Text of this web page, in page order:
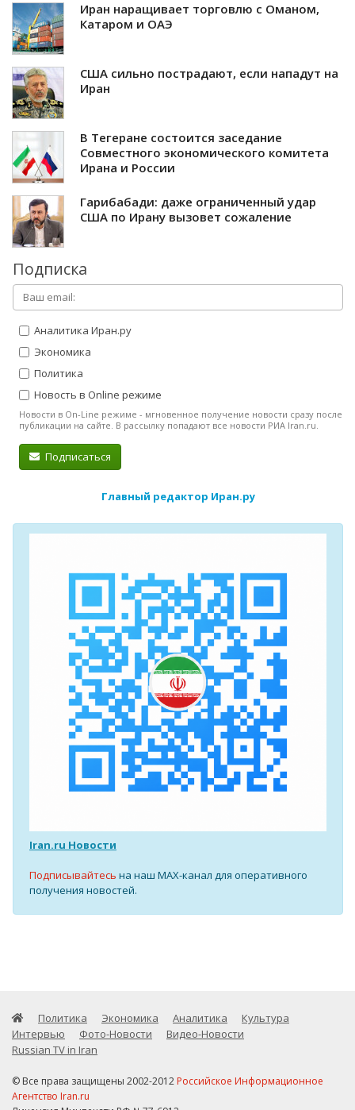
Иран наращивает торговлю с Оманом,
Катаром и ОАЭ
США сильно пострадают, если нападут на
Иран
В Тегеране состоится заседание
Совместного экономического комитета
Ирана и России
Гарибабади: даже ограниченный удар
США по Ирану вызовет сожаление
Подписка
Аналитика Иран.ру
Экономика
Политика
Новость в Online режиме
Новости в On-Line режиме - мгновенное получение новости сразу после
публикации на сайте. В рассылку попадают все новости РИА Iran.ru.
Подписаться
Главный редактор Иран.ру
Iran.ru Новости
Подписывайтесь на наш MAX-канал для оперативного
получения новостей.
Политика Экономика Аналитика
Культура
Интервью
Фото-Новости
Видео-Новости
Russian TV in Iran
© Все права защищены 2002-2012 Российское Информационное
Агентство Iran.ru